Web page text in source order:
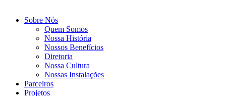
Sobre Nós
Quem Somos
Nossa História
Nossos Benefícios
Diretoria
Nossa Cultura
Nossas Instalações
Parceiros
Projetos